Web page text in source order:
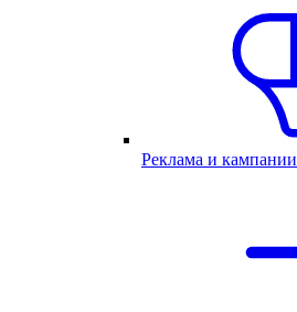
Реклама и кампании